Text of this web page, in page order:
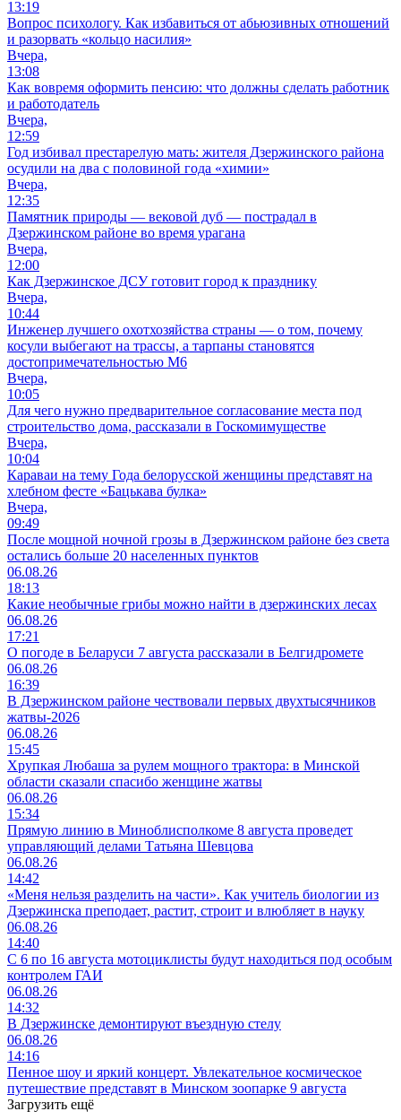
13:19
Вопрос психологу. Как избавиться от абьюзивных отношений
и разорвать «кольцо насилия»
Вчера,
13:08
Как вовремя оформить пенсию: что должны сделать работник
и работодатель
Вчера,
12:59
Год избивал престарелую мать: жителя Дзержинского района
осудили на два с половиной года «химии»
Вчера,
12:35
Памятник природы — вековой дуб — пострадал в
Дзержинском районе во время урагана
Вчера,
12:00
Как Дзержинское ДСУ готовит город к празднику
Вчера,
10:44
Инженер лучшего охотхозяйства страны — о том, почему
косули выбегают на трассы, а тарпаны становятся
достопримечательностью М6
Вчера,
10:05
Для чего нужно предварительное согласование места под
строительство дома, рассказали в Госкомимуществе
Вчера,
10:04
Караваи на тему Года белорусской женщины представят на
хлебном фесте «Бацькава булка»
Вчера,
09:49
После мощной ночной грозы в Дзержинском районе без света
остались больше 20 населенных пунктов
06.08.26
18:13
Какие необычные грибы можно найти в дзержинских лесах
06.08.26
17:21
О погоде в Беларуси 7 августа рассказали в Белгидромете
06.08.26
16:39
В Дзержинском районе чествовали первых двухтысячников
жатвы-2026
06.08.26
15:45
Хрупкая Любаша за рулем мощного трактора: в Минской
области сказали спасибо женщине жатвы
06.08.26
15:34
Прямую линию в Миноблисполкоме 8 августа проведет
управляющий делами Татьяна Шевцова
06.08.26
14:42
«Меня нельзя разделить на части». Как учитель биологии из
Дзержинска преподает, растит, строит и влюбляет в науку
06.08.26
14:40
С 6 по 16 августа мотоциклисты будут находиться под особым
контролем ГАИ
06.08.26
14:32
В Дзержинске демонтируют въездную стелу
06.08.26
14:16
Пенное шоу и яркий концерт. Увлекательное космическое
путешествие представят в Минском зоопарке 9 августа
Загрузить ещё